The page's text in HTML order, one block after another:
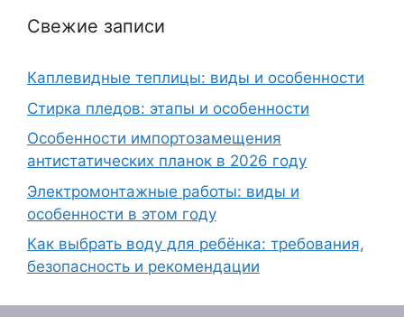
Свежие записи
Каплевидные теплицы: виды и особенности
Стирка пледов: этапы и особенности
Особенности импортозамещения
антистатических планок в 2026 году
Электромонтажные работы: виды и
особенности в этом году
Как выбрать воду для ребёнка: требования,
безопасность и рекомендации